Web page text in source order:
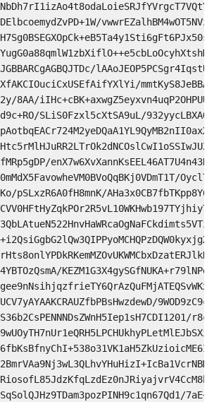
8AA/
SLiS0Fzxl5cXtSA9uL/
pSLxzR6A0fH8mnK/